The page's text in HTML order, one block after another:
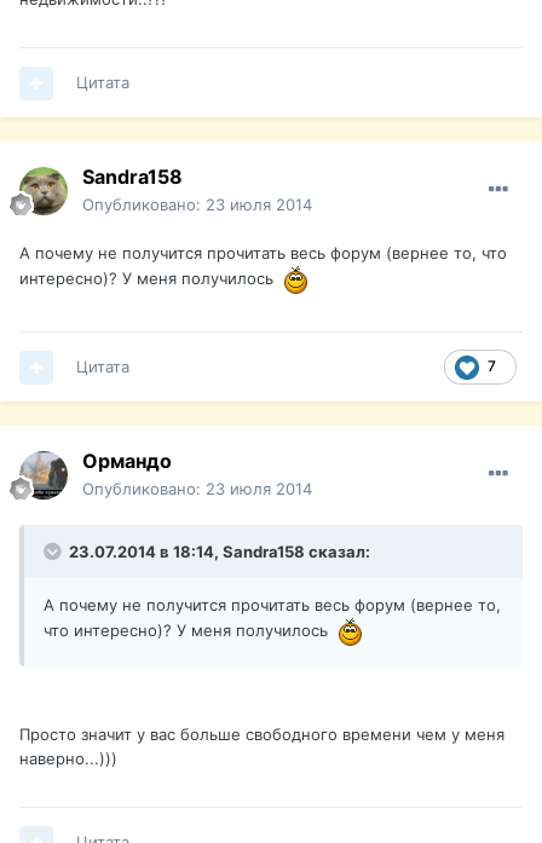
Цитата
Sandra158
Опубликовано: 23 июля 2014
А почему не получится прочитать весь форум (вернее то, что
интересно)? У меня получилось
7
Цитата
Ормандо
Опубликовано: 23 июля 2014
23.07.2014 в 18:14, Sandra158 сказал:
А почему не получится прочитать весь форум (вернее то,
что интересно)? У меня получилось
Просто значит у вас больше свободного времени чем у меня
наверно...)))